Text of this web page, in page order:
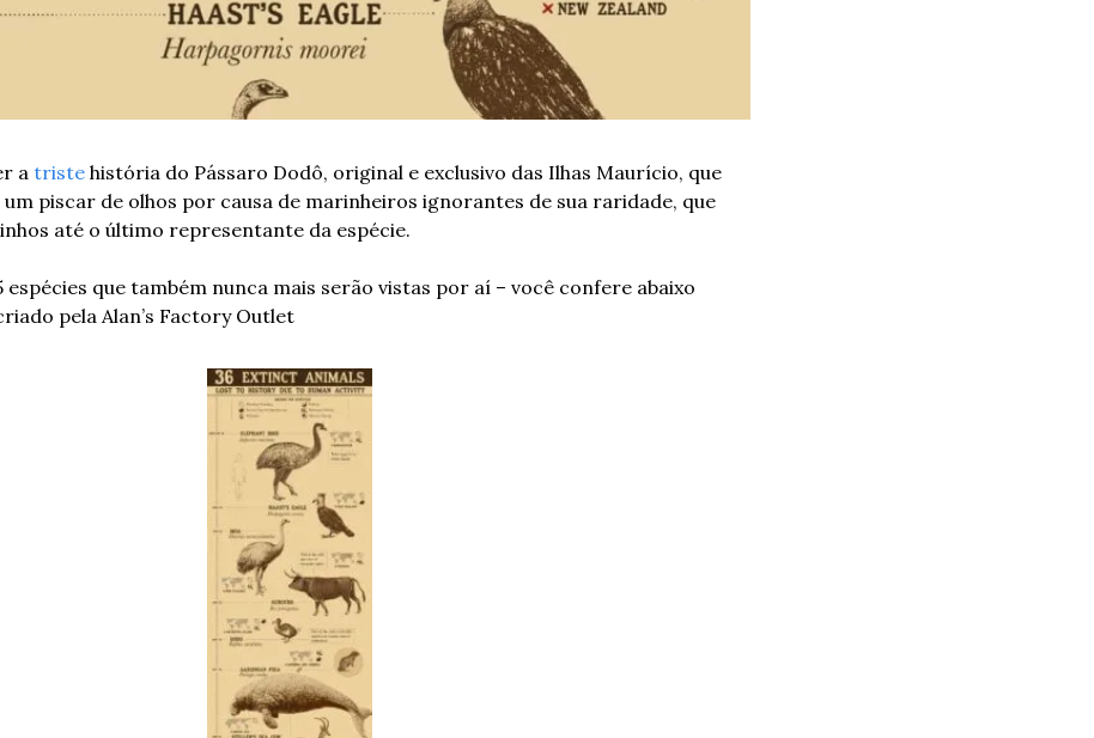
a triste história do Pássaro Dodô, original e exclusivo das Ilhas Maurício, que
piscar de olhos por causa de marinheiros ignorantes de sua raridade, que
até o último representante da espécie.
espécies que também nunca mais serão vistas por aí – você confere abaixo
pela Alan’s Factory Outlet